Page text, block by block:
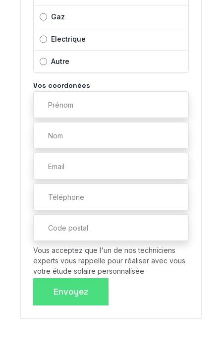
Gaz
Electrique
Autre
Vos coordonées
Vous acceptez que l'un de nos techniciens
experts vous rappelle pour réaliser avec vous
votre étude solaire personnalisée
Envoyez